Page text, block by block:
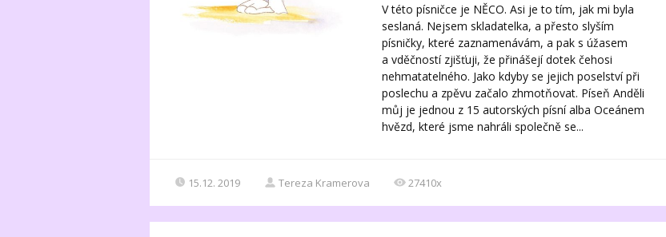
V této písničce je NĚCO. Asi je to tím, jak mi byla
seslaná. Nejsem skladatelka, a přesto slyším
písničky, které zaznamenávám, a pak s úžasem
a vděčností zjišťuji, že přinášejí dotek čehosi
nehmatatelného. Jako kdyby se jejich poselství při
poslechu a zpěvu začalo zhmotňovat. Píseň Anděli
můj je jednou z 15 autorských písní alba Oceánem
hvězd, které jsme nahráli společně se...
15.12. 2019 Tereza Kramerova 27410x